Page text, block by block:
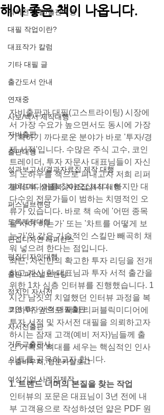
자서전 대필/출판대행
대필 작업이란?
대표작가 칼럼
기타 대필 글
출간도서 안내
연재중
사보/백서 제작대행
자비출판
출판대행
성과보고서/결과자료집 제작 대행
가이드북, 샘플북, 자료집 제작 대행
퍼스널브랜딩
도록제작대행
편집디자인 레퍼런스
편집디자인대행
출판 퍼스널브랜딩
정치인 자서전
코인 투자 서적 대필출판
자서전출판
기독교출판사
수출바우처, 영문카탈로그
여성기업 사례집제작
해야 좋은 책이 나옵니다.
자비출판과 대필(고스트라이팅) 시장에
서 가장 수요가 높으면서도 동시에 가장
기획하기 까다로운 분야가 바로 '투자/경
제 서적'입니다. 수많은 주식 고수, 코인
트레이더, 투자 자문사 대표님들이 자신
의 노하우를 책으로 펴내고자 저희 리퍼
블릭미디어를 찾아오십니다. 하지만 대
다수의 전문가들이 범하는 치명적인 오
류가 있습니다. 바로 책 속에 '어떤 종목
을 사야 하는가' 또는 '차트를 어떻게 보
는가'와 같은 기술적인 스킬만 빼곡히 채
워 넣으려 한다는 점입니다.
최근, 자신만의 확고한 투자 리딩을 전개
하고 계신 한 대표님과 투자 서적 출간을
위한 1차 심층 인터뷰를 진행했습니다. 1
시간 남짓의 치열했던 인터뷰 과정을 복
기하며, 앞으로 저희 리퍼블릭미디어에
투자 서적 및 자서전 대필을 의뢰하고자
하시는 잠재 고객(예비 저자)님들께 출
간 기획의 뼈대를 세우는 핵심적인 인사
이트를 공유하고자 합니다.
1. 트렌드 너머의 본질을 찾는 작업
인터뷰의 포문은 대표님이 3년 전에 내
부 고객용으로 작성하셨던 얇은 PDF 원